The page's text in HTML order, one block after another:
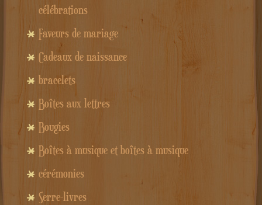
célébrations
Faveurs de mariage
Cadeaux de naissance
bracelets
Boîtes aux lettres
Bougies
Boîtes à musique et boîtes à musique
cérémonies
Serre-livres